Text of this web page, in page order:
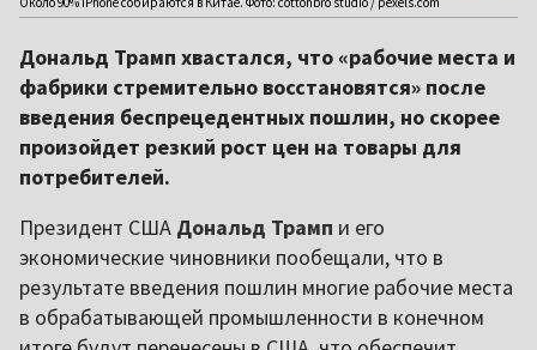
Дональд Трамп хвастался, что «рабочие места и
фабрики стремительно восстановятся» после
введения беспрецедентных пошлин, но скорее
произойдет резкий рост цен на товары для
потребителей.
Президент США Дональд Трамп и его
экономические чиновники пообещали, что в
результате введения пошлин многие рабочие места
в обрабатывающей промышленности в конечном